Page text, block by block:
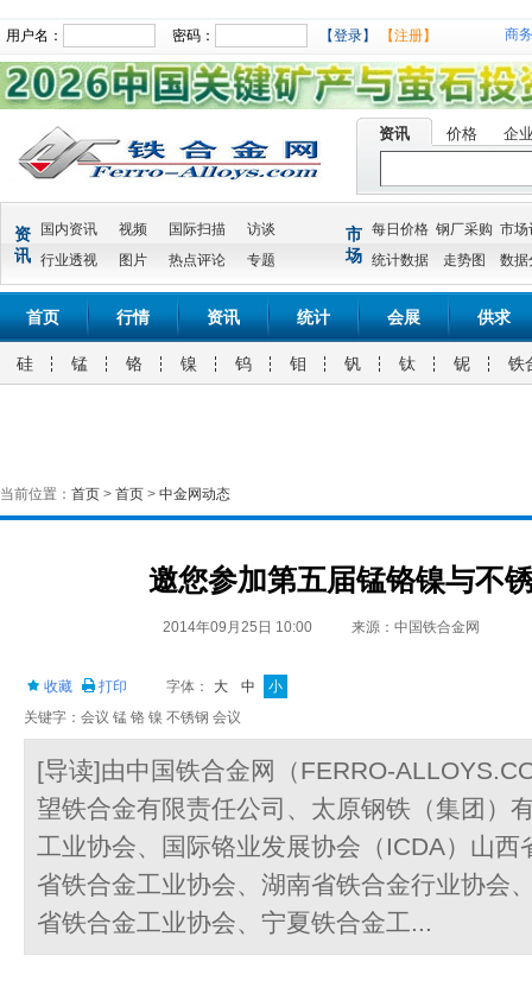
用户名： 密码： 【登录】 【注册】 商
资讯 价格 企
资
讯
国内资讯 视频 国际扫描
访谈
行业透视
图片 热点评论 专题
市
场
每日价格 钢厂采购 市场
统计数据
走势图 数据
首页 行情 资讯 统计 会展 供求
硅 锰 铬 镍 钨 钼 钒 钛 铌 铁
当前位置： 首页 > 首页 > 中金网动态
邀您参加第五届锰铬镍与不
2014年09月25日 10:00 来源：中国铁合金网
收藏 打印 字体： 大 中
小
关键字：会议 锰 铬 镍 不锈钢 会议
[导读]由中国铁合金网（FERRO-
望铁合金有限责任公司、太原钢铁（集团）
工业协会、国际铬业发展协会（ICDA）山西
省铁合金工业协会、湖南省铁合金行业协会
省铁合金工业协会、宁夏铁合金工...